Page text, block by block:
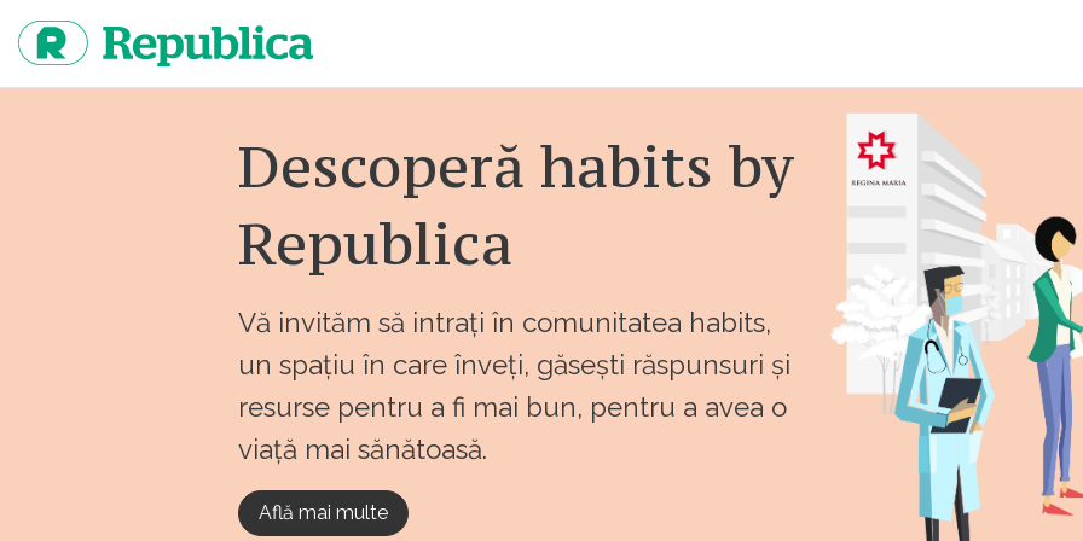
continut
Descoperă habits by
Republica
Vă invităm să intrați în comunitatea habits,
un spațiu în care înveți, găsești răspunsuri și
resurse pentru a fi mai bun, pentru a avea o
viață mai sănătoasă.
Află mai multe